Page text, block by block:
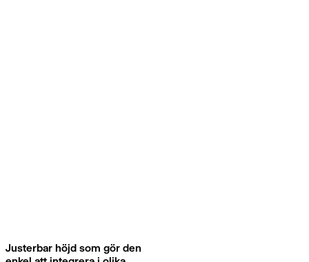
Justerbar höjd som gör den